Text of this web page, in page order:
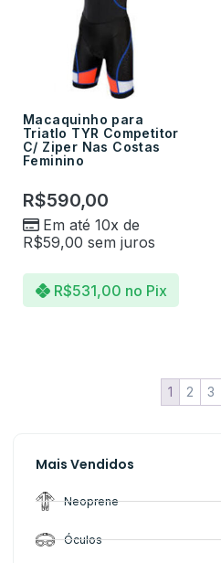
Mais Vendidos
Neoprene
Óculos
Macaquinho para
Triatlo TYR Competitor
C/ Ziper Nas Costas
Feminino
R$590,00
Em até 10x de
R$59,00 sem juros
R$531,00 no Pix
1 2 3